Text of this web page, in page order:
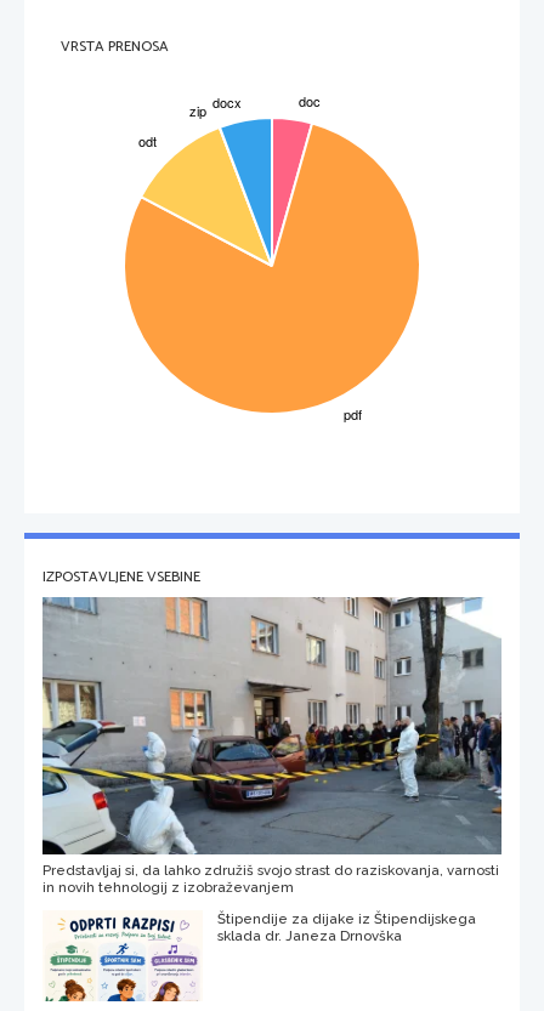
VRSTA PRENOSA
IZPOSTAVLJENE VSEBINE
Predstavljaj si, da lahko združiš svojo strast do raziskovanja, varnosti
in novih tehnologij z izobraževanjem
Štipendije za dijake iz Štipendijskega
sklada dr. Janeza Drnovška